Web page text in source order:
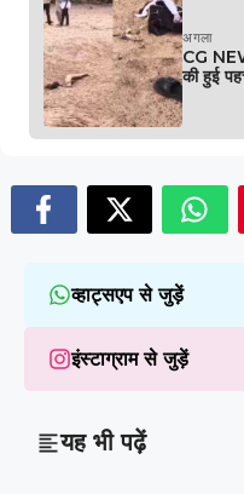
अगला
CG
की हुई
व्हाट्सएप से जुड़ें
इंस्टाग्राम से जुड़ें
यह भी पढ़ें